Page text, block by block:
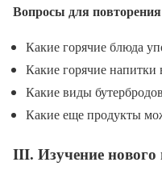
Вопросы для
Какие горячие блюда
Какие горячие напитки
Какие виды
Какие еще продукты
III. Изучение нового